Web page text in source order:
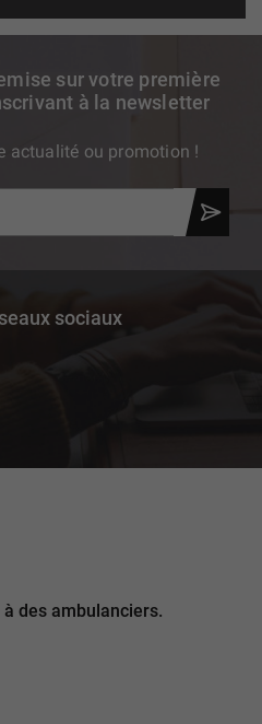
sur votre première
à la newsletter
actualité ou promotion !
sociaux
des ambulanciers.